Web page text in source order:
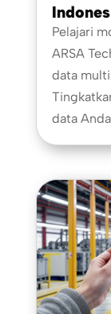
Pelajari
ARSA
data
data